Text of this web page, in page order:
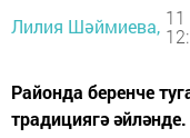
Лилия Шәймиева,
Районда беренче
традициягә әйләнде.